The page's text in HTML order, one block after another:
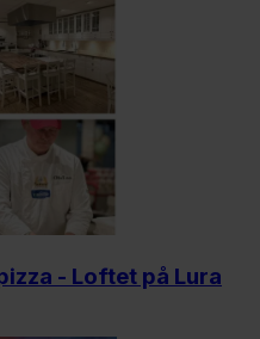
- Loftet på Lura